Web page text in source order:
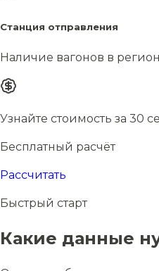
Станция отправления
Наличие вагонов в
Узнайте стоимость за 30
Бесплатный расчёт
Рассчитать
Быстрый старт
Какие данные